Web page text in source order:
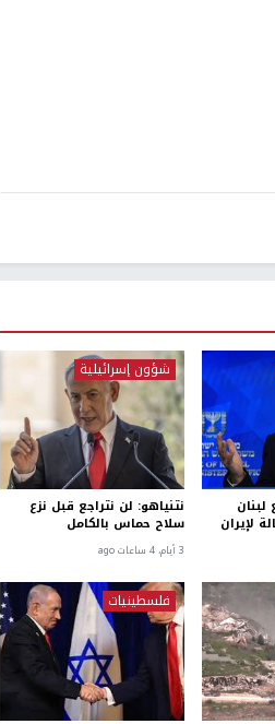
لبنان
لإيران
شؤون إسرائيلية
نتنياهو: لن نتراجع قبل نزع
سلاح حماس بالكامل
3 أيام، 4 ساعات ago
فلسطينيات